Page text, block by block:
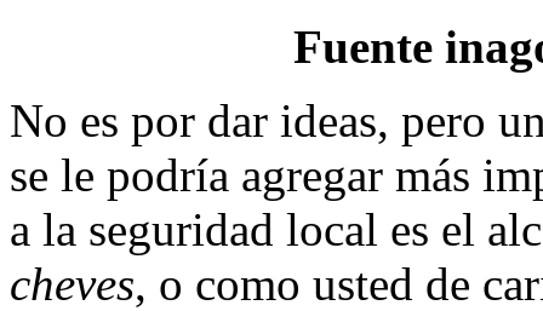
Fuente
No es por dar ideas, pero
se le podría agregar más
a la seguridad local es el
cheves, o como usted de